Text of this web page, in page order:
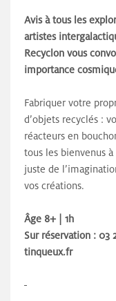
Avis à tous les
artistes
Recyclon vous
importance
Fabriquer votre
d’objets recyclés :
réacteurs en
tous les bienvenus
juste de
vos créations.
Âge 8+ | 1h
Sur réservation : 03
tinqueux.fr